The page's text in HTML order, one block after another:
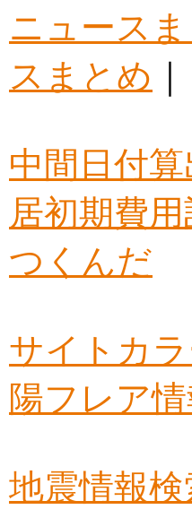
ニュース
スまとめ
中間日付算
居初期費
つくんだ
サイトカ
陽フレア
地震情報